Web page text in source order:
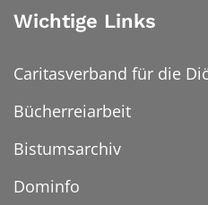
Wichtige Links
Caritasverband für die
Bücherreiarbeit
Bistumsarchiv
Dominfo